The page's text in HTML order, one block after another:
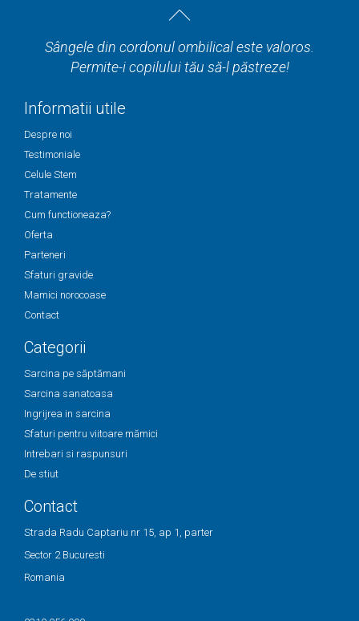
Sângele din cordonul ombilical este valoros.
Permite-i copilului tău să-l păstreze!
Informatii utile
Despre noi
Testimoniale
Celule Stem
Tratamente
Cum functioneaza?
Oferta
Parteneri
Sfaturi gravide
Mamici norocoase
Contact
Categorii
Sarcina pe săptămani
Sarcina sanatoasa
Ingrijrea in sarcina
Sfaturi pentru viitoare mămici
Intrebari si raspunsuri
De stiut
Contact
Strada Radu Captariu nr 15, ap 1, parter
Sector 2 Bucuresti
Romania